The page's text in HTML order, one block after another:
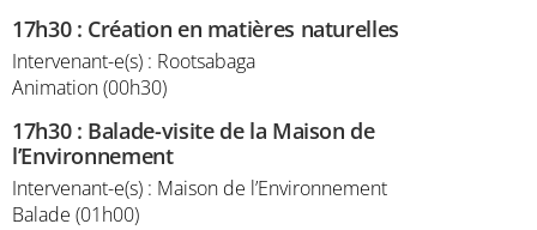
17h30: Création en matières naturelles
Intervenant-e(s) : Rootsabaga
Animation (00h30)
17h30: Balade-visite de la Maison de
l’Environnement
Intervenant-e(s) : Maison de l’Environnement
Balade (01h00)